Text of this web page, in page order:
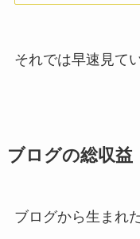
それでは早速見て
ブログの総収益
ブログから生まれ